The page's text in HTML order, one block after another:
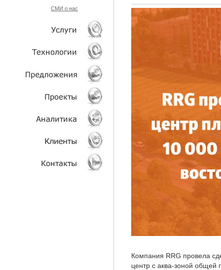
НОВОСТИ
СМИ о нас
УСЛУГИ
ТЕХНОЛОГИИ
ОБЪЕКТЫ
ПРОЕКТЫ
АНАЛИТИКА
КЛИЕНТЫ
Компания RRG провела
центр с аква-зоной